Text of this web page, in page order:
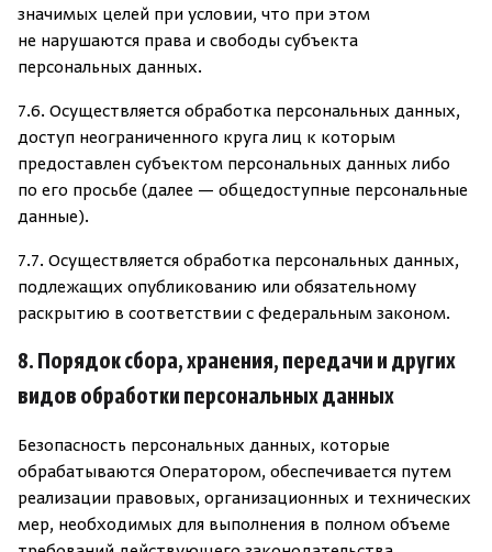
значимых целей при условии, что при этом
не нарушаются права и свободы субъекта
персональных данных.
7.6. Осуществляется обработка персональных данных,
доступ неограниченного круга лиц к которым
предоставлен субъектом персональных данных либо
по его просьбе (далее — общедоступные персональные
данные).
7.7. Осуществляется обработка персональных данных,
подлежащих опубликованию или обязательному
раскрытию в соответствии с федеральным законом.
8. Порядок сбора, хранения, передачи и других
видов обработки персональных данных
Безопасность персональных данных, которые
обрабатываются Оператором, обеспечивается путем
реализации правовых, организационных и технических
мер, необходимых для выполнения в полном объеме